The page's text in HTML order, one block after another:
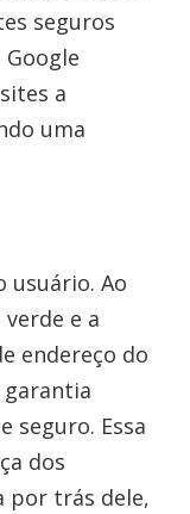
seguros
a
uma
usuário. Ao
e a
endereço do
garantia
seguro. Essa
dos
por trás dele,